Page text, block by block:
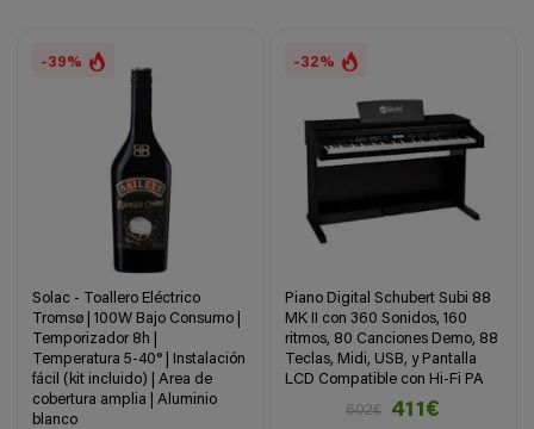
-39%
Solac - Toallero Eléctrico
Tromsø | 100W Bajo Consumo |
Temporizador 8h |
Temperatura 5-40° | Instalación
fácil (kit incluido) | Area de
cobertura amplia | Aluminio
blanco
-32%
Piano Digital Schubert Subi 88
MK II con 360 Sonidos, 160
ritmos, 80 Canciones Demo, 88
Teclas, Midi, USB, y Pantalla
LCD Compatible con Hi-Fi PA
602€
411€